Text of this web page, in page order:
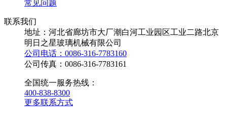
常见问题
联系我们
地址：河北省廊坊市大厂潮白河工业园区工业二路北京
明日之星玻璃机械有限公司
公司电话：0086-316-7783160
公司传真：0086-316-7783161
全国统一服务热线：
400-838-8300
更多联系方式